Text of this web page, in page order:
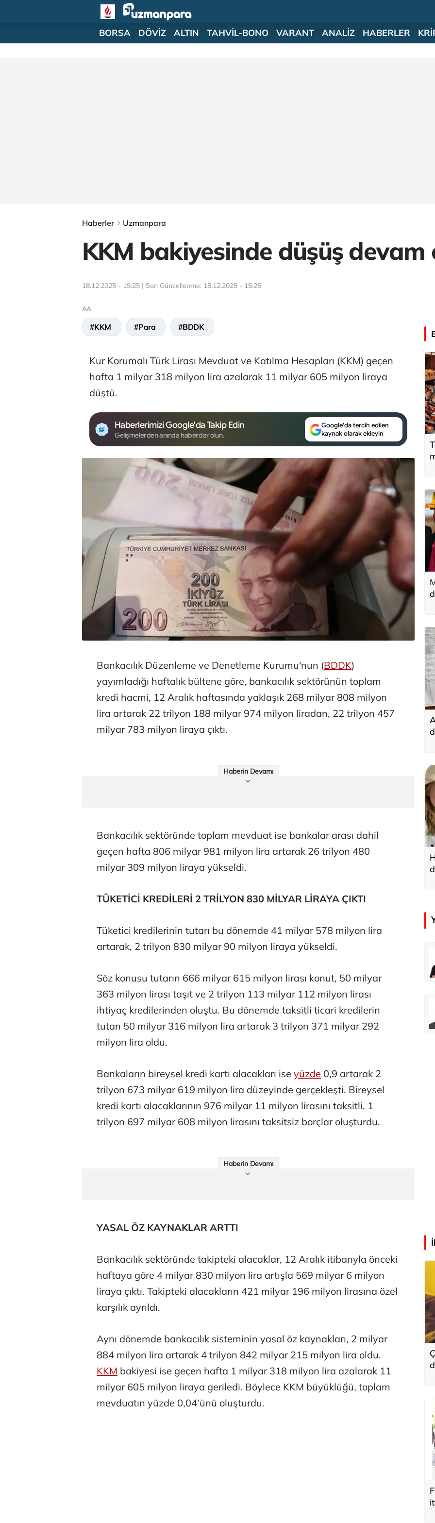
BORSA DÖVİZ ALTIN TAHVİL-BONO VARANT ANALİZ HABERLER
Haberler Uzmanpara
KKM bakiyesinde düşüş devam
18.12.2025 - 15:25 | Son Güncellenme: 18.12.2025 - 15:25
AA
#KKM #Para #BDDK
Kur Korumalı Türk Lirası Mevduat ve Katılma Hesapları (KKM) geçen
hafta 1 milyar 318 milyon lira azalarak 11 milyar 605 milyon liraya
düştü.
Haberlerimizi Google'da Takip Edin
Gelişmelerden anında haberdar olun.
Google'da tercih edilen
kaynak olarak ekleyin
Bankacılık Düzenleme ve Denetleme Kurumu'nun (BDDK)
yayımladığı haftalık bültene göre, bankacılık sektörünün toplam
kredi hacmi, 12 Aralık haftasında yaklaşık 268 milyar 808 milyon
lira artarak 22 trilyon 188 milyar 974 milyon liradan, 22 trilyon 457
milyar 783 milyon liraya çıktı.
Haberin Devamı
Bankacılık sektöründe toplam mevduat ise bankalar arası dahil
geçen hafta 806 milyar 981 milyon lira artarak 26 trilyon 480
milyar 309 milyon liraya yükseldi.
TÜKETİCİ KREDİLERİ 2 TRİLYON 830 MİLYAR LİRAYA ÇIKTI
Tüketici kredilerinin tutarı bu dönemde 41 milyar 578 milyon lira
artarak, 2 trilyon 830 milyar 90 milyon liraya yükseldi.
Söz konusu tutarın 666 milyar 615 milyon lirası konut, 50 milyar
363 milyon lirası taşıt ve 2 trilyon 113 milyar 112 milyon lirası
ihtiyaç kredilerinden oluştu. Bu dönemde taksitli ticari kredilerin
tutarı 50 milyar 316 milyon lira artarak 3 trilyon 371 milyar 292
milyon lira oldu.
Bankaların bireysel kredi kartı alacakları ise yüzde 0,9 artarak 2
trilyon 673 milyar 619 milyon lira düzeyinde gerçekleşti. Bireysel
kredi kartı alacaklarının 976 milyar 11 milyon lirasını taksitli, 1
trilyon 697 milyar 608 milyon lirasını taksitsiz borçlar oluşturdu.
Haberin Devamı
YASAL ÖZ KAYNAKLAR ARTTI
Bankacılık sektöründe takipteki alacaklar, 12 Aralık itibarıyla önceki
haftaya göre 4 milyar 830 milyon lira artışla 569 milyar 6 milyon
liraya çıktı. Takipteki alacakların 421 milyar 196 milyon lirasına özel
karşılık ayrıldı.
Aynı dönemde bankacılık sisteminin yasal öz kaynakları, 2 milyar
884 milyon lira artarak 4 trilyon 842 milyar 215 milyon lira oldu.
KKM bakiyesi ise geçen hafta 1 milyar 318 milyon lira azalarak 11
milyar 605 milyon liraya geriledi. Böylece KKM büyüklüğü, toplam
mevduatın yüzde 0,04’ünü oluşturdu.
Osman Gençer
Prof. Dr. Mahmut Özer
İnsan-ı Kâmilden Erdemli Şehre: İslam Düşüncesinde Adalet-II
Tunca Bengin
Hakkı Öcal
Aşk yok, ama suç itirafı var!
Eren Aka